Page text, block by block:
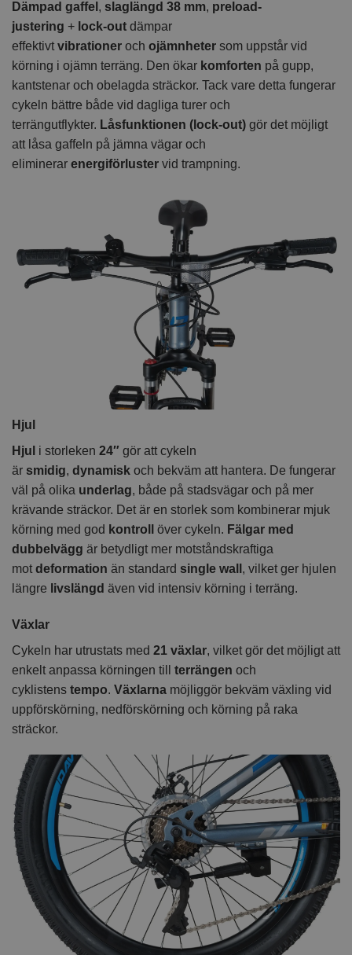
Dämpad gaffel , slaglängd 38 mm, preload-
justering + lock-out dämpar
effektivt vibrationer och ojämnheter som uppstår vid
körning i ojämn terräng. Den ökar komforten på gupp,
kantstenar och obelagda sträckor. Tack vare detta fungerar
cykeln bättre både vid dagliga turer och
terrängutflykter. Låsfunktionen (lock-out) gör det möjligt
att låsa gaffeln på jämna vägar och
eliminerar energiförluster vid trampning.
Hjul
Hjul i storleken 24″ gör att cykeln
är smidig, dynamisk och bekväm att hantera. De fungerar
väl på olika underlag, både på stadsvägar och på mer
krävande sträckor. Det är en storlek som kombinerar mjuk
körning med god kontroll över cykeln. Fälgar med
dubbelvägg är betydligt mer motståndskraftiga
mot deformation än standard single wall , vilket ger hjulen
längre livslängd även vid intensiv körning i terräng.
Växlar
Cykeln har utrustats med 21 växlar, vilket gör det möjligt att
enkelt anpassa körningen till terrängen och
cyklistens tempo. Växlarna möjliggör bekväm växling vid
uppförskörning, nedförskörning och körning på raka
sträckor.